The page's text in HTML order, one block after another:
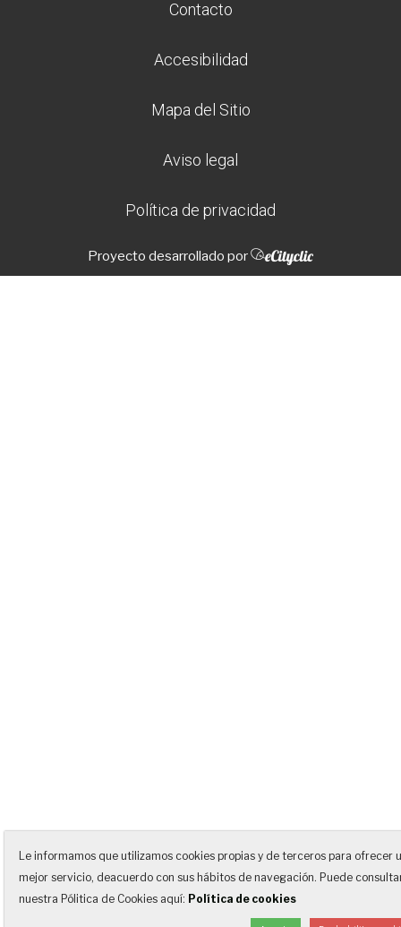
Contacto
Accesibilidad
Mapa del Sitio
Aviso legal
Política de privacidad
Proyecto desarrollado por
Le informamos que utilizamos cookies propias y de terceros para ofrecer
mejor servicio, deacuerdo con sus hábitos de navegación. Puede
nuestra Pólitica de Cookies aquí: Política de cookies